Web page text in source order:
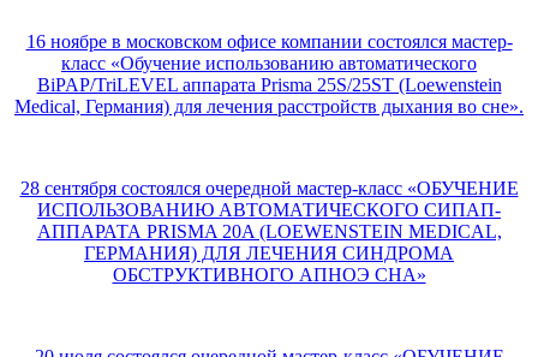
16 ноябре в московском офисе компании состоялся мастер-
класс «Обучение использованию автоматического
BiPAP/TriLEVEL аппарата Prisma 25S/25ST (Loewenstein
Medical, Германия) для лечения расстройств дыхания во сне».
28 сентября состоялся очередной мастер-класс «ОБУЧЕНИЕ
ИСПОЛЬЗОВАНИЮ АВТОМАТИЧЕСКОГО СИПАП-
АППАРАТА PRISMA 20A (LOEWENSTEIN MEDICAL,
ГЕРМАНИЯ) ДЛЯ ЛЕЧЕНИЯ СИНДРОМА
ОБСТРУКТИВНОГО АПНОЭ СНА»